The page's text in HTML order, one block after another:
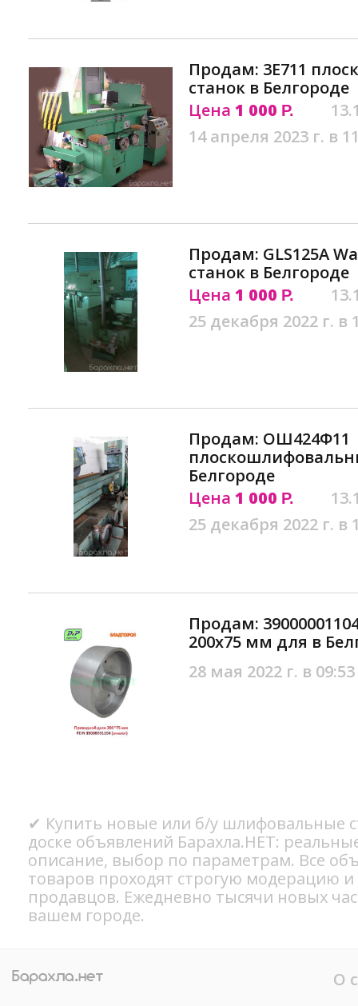
Продам: 3Е711
станок в Белгороде
Цена 1 000 Р.
14 апреля 2023 г. в
Продам: GLS125A
станок в Белгороде
Цена 1 000 Р.
25 декабря 2022 г. в
Продам: ОШ424Ф11
Белгороде
Цена 1 000 Р.
25 декабря 2022 г. в
Продам:
200х75 мм для в
28 мая 2022 г. в 09:53
✔ Купить новые или б/у шлифовальные
доске объявлений Барахла.НЕТ:
описание, выбор по параметрам. Все
товаров проходят строгую модерацию
продавцов. Ежедневно тысячи новых
вашем городе.
О